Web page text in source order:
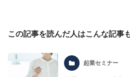
この記事を読んだ人はこんな記事
起業セミナー